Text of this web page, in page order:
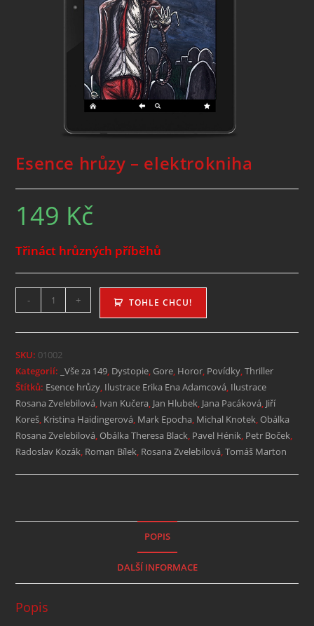
Esence hrůzy – elektrokniha
149 Kč
Třináct hrůzných příběhů
- + TOHLE CHCU!
SKU: 01002
Kategorií: _Vše za 149, Dystopie, Gore, Horor, Povídky,Thriller
Štítků: Esence hrůzy, Ilustrace Erika Ena Adamcová, Ilustrace
Rosana Zvelebilová, Ivan Kučera, Jan Hlubek, Jana Pacáková, Jiří
Koreš, Kristina Haidingerová, Mark Epocha, Michal Knotek,Obálka
Rosana Zvelebilová,Obálka Theresa Black, Pavel Hénik, Petr Boček,
Radoslav Kozák, Roman Bílek, Rosana Zvelebilová,Tomáš Marton
POPIS
DALŠÍ INFORMACE
Popis